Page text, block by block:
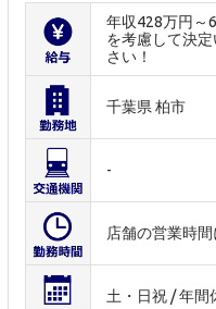
年収428万円～
を考慮して決
さい！
千葉県 柏市
-
店舗の営業時間
土・日祝 / 年間